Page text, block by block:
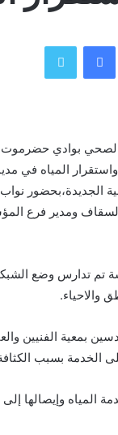
فيسبوك تويتر
بوادي حضرموت
المياه في
نواب
ومدير فرع
تم تدارس وضع
والاحياء.
بمعية الفنيين
الخدمة بسبب
المياه وإيصالها